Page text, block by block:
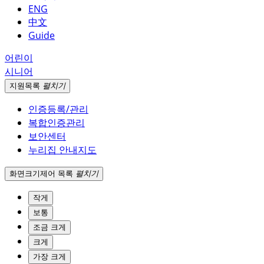
ENG
中文
Guide
어린이
시니어
지원 목록 펼치기
인증등록/관리
복합인증관리
보안센터
누리집 안내지도
화면크기제어 목록 펼치기
작게
보통
조금 크게
크게
가장 크게